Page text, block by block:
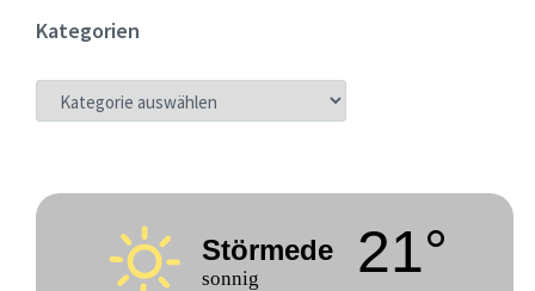
Kategorien
KATEGORIEN
Störmede
sonnig 21°